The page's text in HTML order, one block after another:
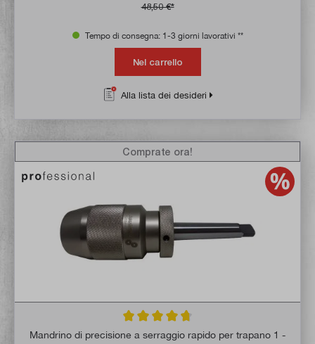
48,50 €*
Tempo di consegna: 1-3 giorni lavorativi **
Nel carrello
Alla lista dei desideri
Valutazione media di 4.8 su 5 stelle
Mandrino di precisione a serraggio rapido per trapano 1 -
Comprate ora!